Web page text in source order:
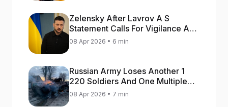
Zelensky After Lavrov A S
Statement Calls For Vigilance As
Capital May Be Attacked
08 Apr 2026 • 6 min
Russian Army Loses Another 1
220 Soldiers And One Multiple
Launch Rocket System In War
Against Ukraine
08 Apr 2026 • 7 min